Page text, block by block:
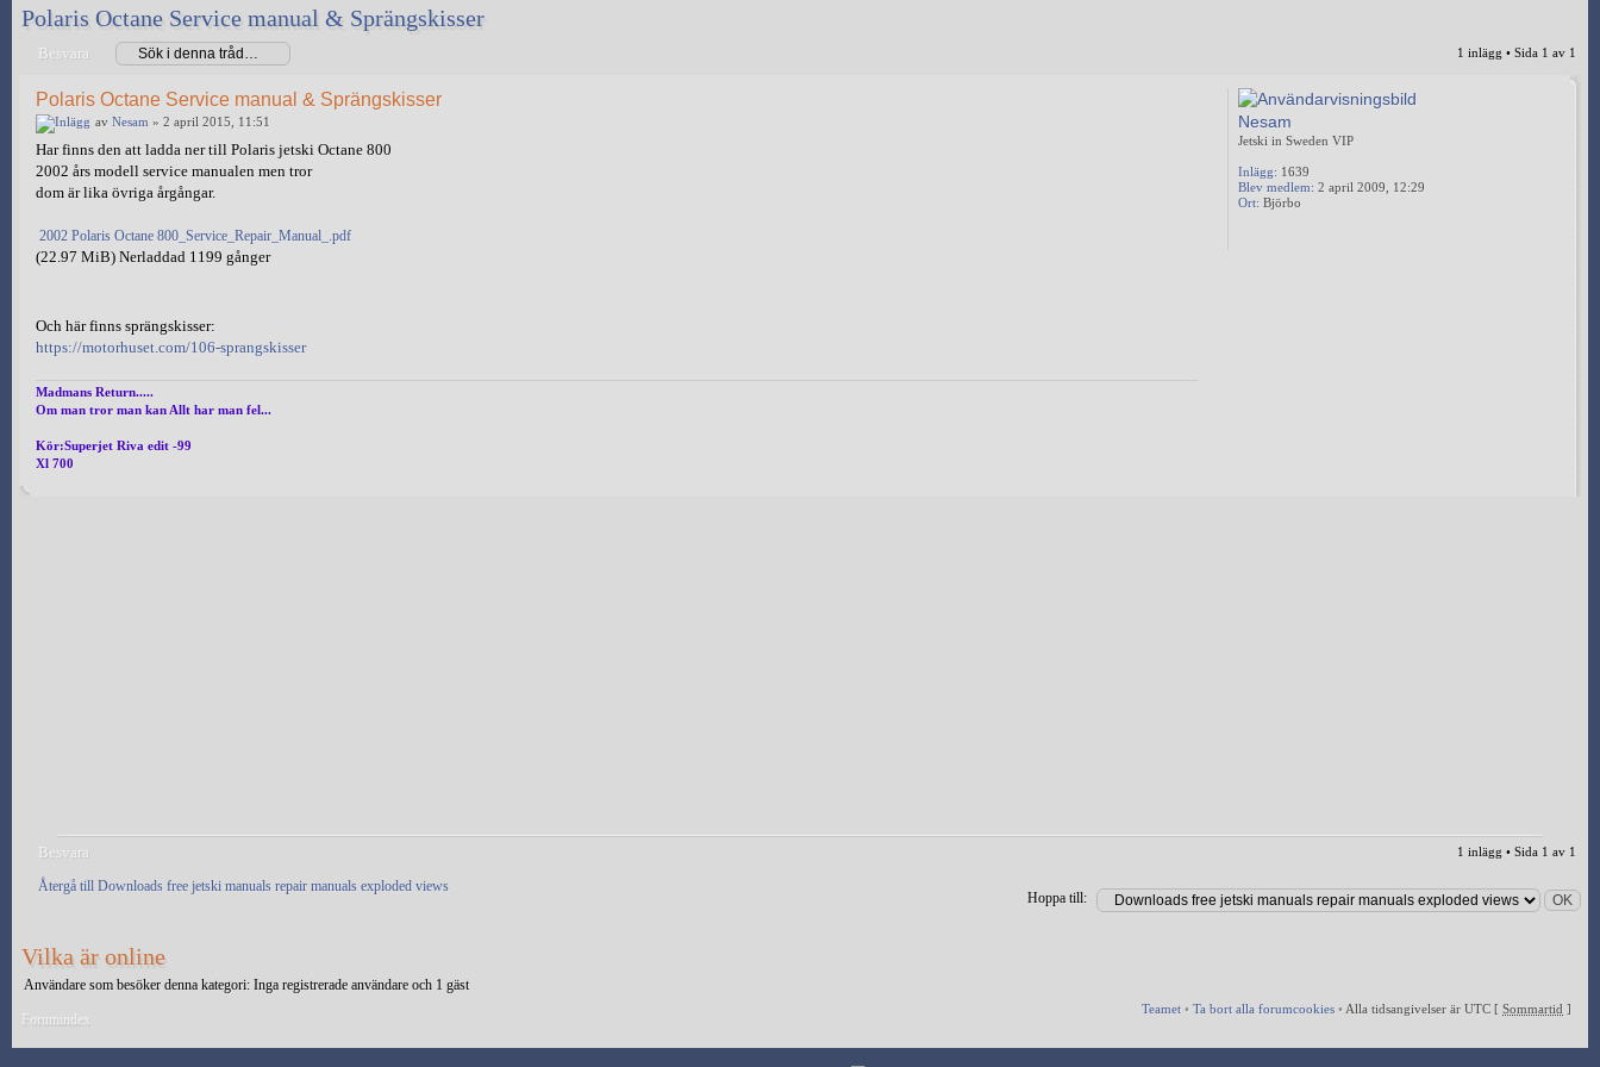
Polaris Octane Service manual & Sprängskisser
Besvara 1 inlägg • Sida 1 av 1
Polaris Octane Service manual & Sprängskisser
av Nesam » 2 april 2015, 11:51
Har finns den att ladda ner till Polaris jetski Octane 800
2002 års modell service manualen men tror
dom är lika övriga årgångar.
2002 Polaris Octane 800_Service_Repair_Manual_.pdf
(22.97 MiB) Nerladdad 1199 gånger
Och här finns sprängskisser:
https://motorhuset.com/106-sprangskisser
Madmans Return.....
Om man tror man kan Allt har man fel...
Kör:Superjet Riva edit -99
Xl 700
Nesam
Jetski in Sweden VIP
Inlägg: 1639
Blev medlem: 2 april 2009, 12:29
Ort: Björbo
Besvara 1 inlägg • Sida 1 av 1
Återgå till Downloads free jetski manuals repair manuals exploded views
Hoppa till:
Vilka är online
Användare som besöker denna kategori: Inga registrerade användare och 1 gäst
Teamet • Ta bort alla forumcookies • Alla tidsangivelser är UTC [ Sommartid ]
Forumindex